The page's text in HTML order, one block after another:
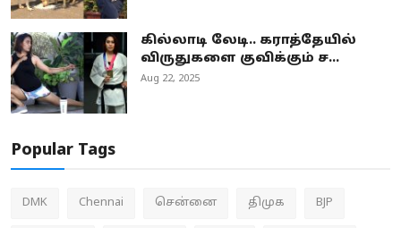
கில்லாடி லேடி.. கராத்தேயில்
விருதுகளை குவிக்கும் ச...
Aug 22, 2025
Popular Tags
DMK Chennai சென்னை திமுக BJP